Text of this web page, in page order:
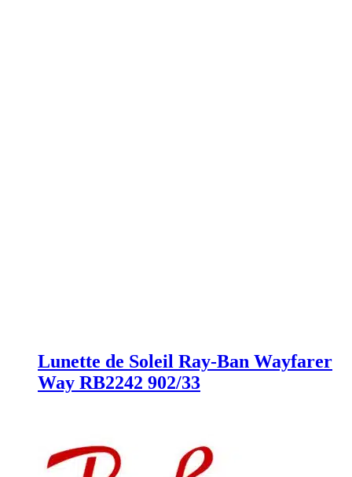
Lunette de Soleil Ray-Ban Wayfarer
Way RB2242 902/33